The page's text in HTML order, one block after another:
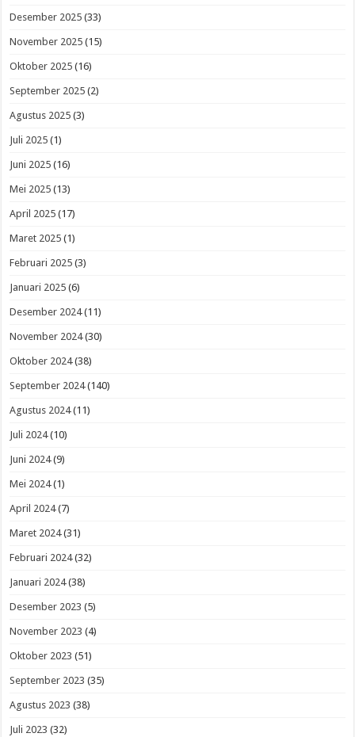
Desember 2025 (33)
November 2025 (15)
Oktober 2025 (16)
September 2025 (2)
Agustus 2025 (3)
Juli 2025 (1)
Juni 2025 (16)
Mei 2025 (13)
April 2025 (17)
Maret 2025 (1)
Februari 2025 (3)
Januari 2025 (6)
Desember 2024(11)
November 2024(30)
Oktober 2024(38)
September 2024(140)
Agustus 2024(11)
Juli 2024(10)
Juni 2024(9)
Mei 2024(1)
April 2024(7)
Maret 2024(31)
Februari 2024(32)
Januari 2024(38)
Desember 2023 (5)
November 2023 (4)
Oktober 2023 (51)
September 2023 (35)
Agustus 2023 (38)
Juli 2023 (32)